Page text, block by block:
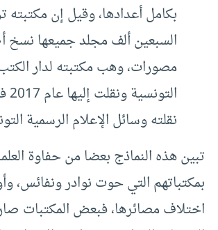
بكامل أعدادها، وقيل إن مكتبته
السبعين ألف مجلد جميعها نسخ
مصورات، وهب مكتبته لدار
نقلته وسائل الإعلام الرسمية
تبين هذه النماذج بعضا من حفاوة
بمكتباتهم التي حوت نوادر
اختلاف مصائرها، فبعض المكتبات